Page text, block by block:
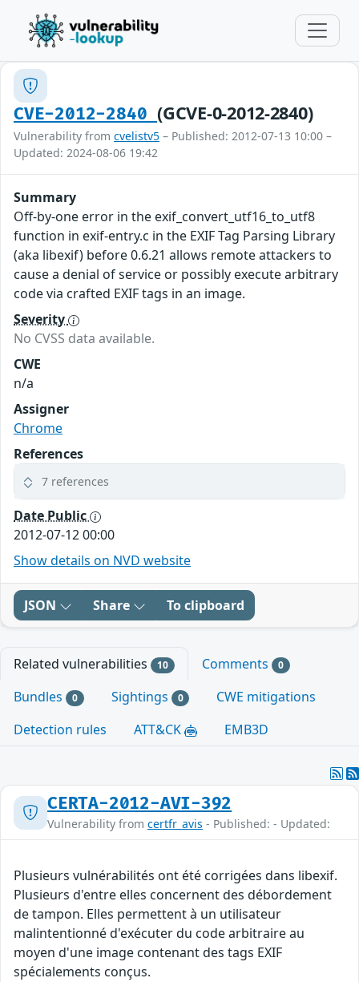
CVE-2012-2840(GCVE-0-2012-2840)
Vulnerability from cvelistv5 – Published: 2012-07-13 10:00 –
Updated: 2024-08-06 19:42
Summary
Off-by-one error in the exif_convert_utf16_to_utf8
function in exif-entry.c in the EXIF Tag Parsing Library
(aka libexif) before 0.6.21 allows remote attackers to
cause a denial of service or possibly execute arbitrary
code via crafted EXIF tags in an image.
Severity
No CVSS data available.
CWE
n/a
Assigner
Chrome
References
7 references
Date Public
2012-07-12 00:00
Show details on NVD website
JSON Share To clipboard
Related vulnerabilities 10 Comments 0
Bundles 0 Sightings 0
CWE mitigations
Detection rules
ATT&CK EMB3D
CERTA-2012-AVI-392
Vulnerability from certfr_avis - Published: - Updated:
Plusieurs vulnérabilités ont été corrigées dans libexif.
Plusieurs d'entre elles concernent des débordement
de tampon. Elles permettent à un utilisateur
malintentionné d'exécuter du code arbitraire au
moyen d'une image contenant des tags EXIF
spécialements conçus.